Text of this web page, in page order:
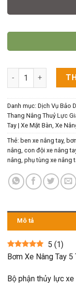
Bơm Xe Nâng Tay
Danh mục: Dịch Vụ Bảo
Thang Nâng Thuỷ Lực
Tay | Xe Mặt Bàn Xe
Thẻ: ben xe nâng tay,
nâng con đội xe nâng
nâng phụ tùng xe nâng
Mô tả
5 (1)
Bơm Xe Nâng Tay 5
Bộ phận thủy lực